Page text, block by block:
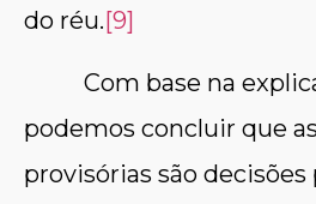
do réu.[9]
Com base na
podemos concluir que
provisórias são